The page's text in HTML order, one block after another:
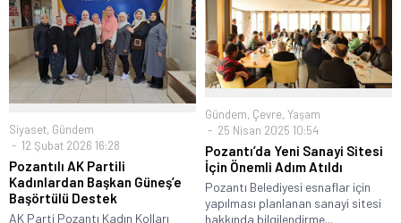
Siyaset, Gündem
12 Şubat 2026 16:28
Pozantılı AK Partili
Kadınlardan Başkan Güneş’e
Başörtülü Destek
AK Parti Pozantı Kadın Kolları
Gündem, Çevre, Yaşam
25 Nisan 2025 10:54
Pozantı’da Yeni Sanayi Sitesi
İçin Önemli Adım Atıldı
Pozantı Belediyesi esnaflar için
yapılması planlanan sanayi sitesi
hakkında bilgilendirme...